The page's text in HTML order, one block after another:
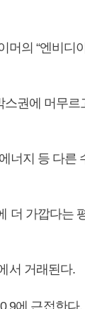
머의 “엔비디
권에 머무르
너지 등 다른
더 가깝다는
서 거래된다.
에 근접한다